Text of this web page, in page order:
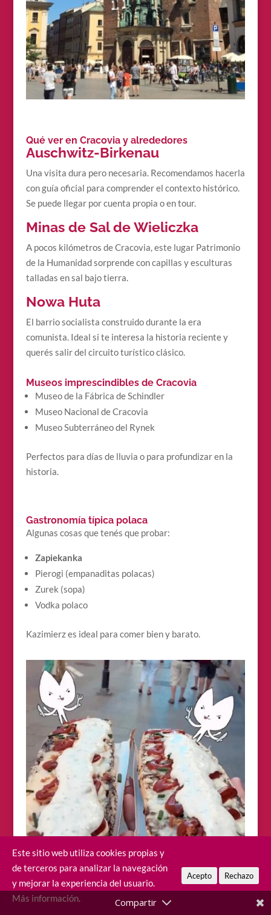
Qué ver en Cracovia y alrededores
Auschwitz-Birkenau
Una visita dura pero necesaria. Recomendamos hacerla
con guía oficial para comprender el contexto histórico.
Se puede llegar por cuenta propia o en tour.
Minas de Sal de Wieliczka
A pocos kilómetros de Cracovia, este lugar Patrimonio
de la Humanidad sorprende con capillas y esculturas
talladas en sal bajo tierra.
Nowa Huta
El barrio socialista construido durante la era
comunista. Ideal si te interesa la historia reciente y
querés salir del circuito turístico clásico.
Museos imprescindibles de Cracovia
Museo de la Fábrica de Schindler
Museo Nacional de Cracovia
Museo Subterráneo del Rynek
Perfectos para días de lluvia o para profundizar en la
historia.
Gastronomía típica polaca
Algunas cosas que tenés que probar:
Zapiekanka
Pierogi (empanaditas polacas)
Zurek (sopa)
Vodka polaco
Kazimierz es ideal para comer bien y barato.
Este sitio web utiliza cookies propias y
de terceros para analizar la navegación
y mejorar la experiencia del usuario.
Más información.
Acepto Rechazo